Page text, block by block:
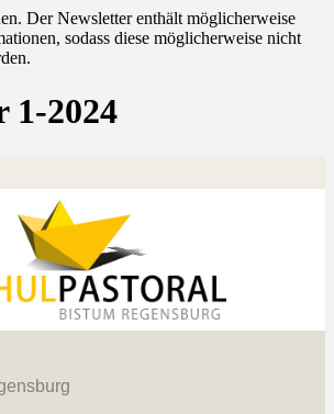
Der Newsletter enthält möglicherweise
sodass diese möglicherweise nicht
1-2024